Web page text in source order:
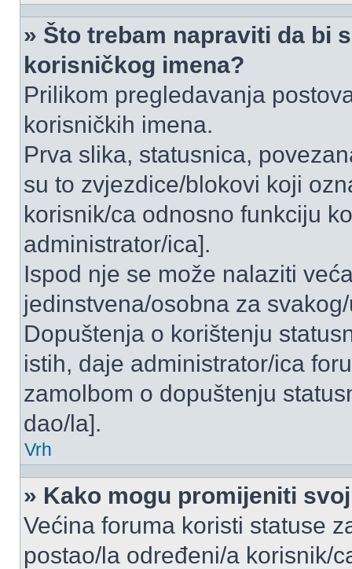
» Što trebam napraviti da bi
korisničkog imena?
Prilikom pregledavanja
korisničkih imena.
Prva slika, statusnica,
su to zvjezdice/blokovi koji
korisnik/ca odnosno funkciju
administrator/ica].
Ispod nje se može nalaziti
jedinstvena/osobna za
Dopuštenja o korištenju
istih, daje administrator/ica
zamolbom o dopuštenju
dao/la].
Vrh
» Kako mogu promijeniti
Većina foruma koristi statuse
postao/la određeni/a korisnik/